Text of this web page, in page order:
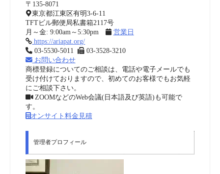
〒135-8071
東京都江東区有明3-6-11
TFTビル郵便局私書箱2117号
月～金: 9:00am～5:30pm
営業日
https://ariapat.org/
03-5530-5011
03-3528-3210
お問い合わせ
商標登録についてのご相談は、電話や電子メールでも
受け付けておりますので、初めてのお客様でもお気軽
にご相談下さい。
ZOOMなどのWeb会議(日本語及び英語)も可能で
す。
オンサイト料金見積
管理者プロフィール